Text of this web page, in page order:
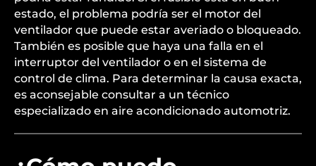
estado, el problema podría ser el motor del
ventilador que puede estar averiado o bloqueado.
También es posible que haya una falla en el
interruptor del ventilador o en el sistema de
control de clima. Para determinar la causa exacta,
es aconsejable consultar a un técnico
especializado en aire acondicionado automotriz.